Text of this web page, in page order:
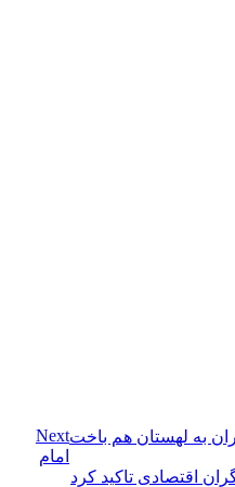
به لهستان هم باختNext
امام
اقتصادی تاکید کرد